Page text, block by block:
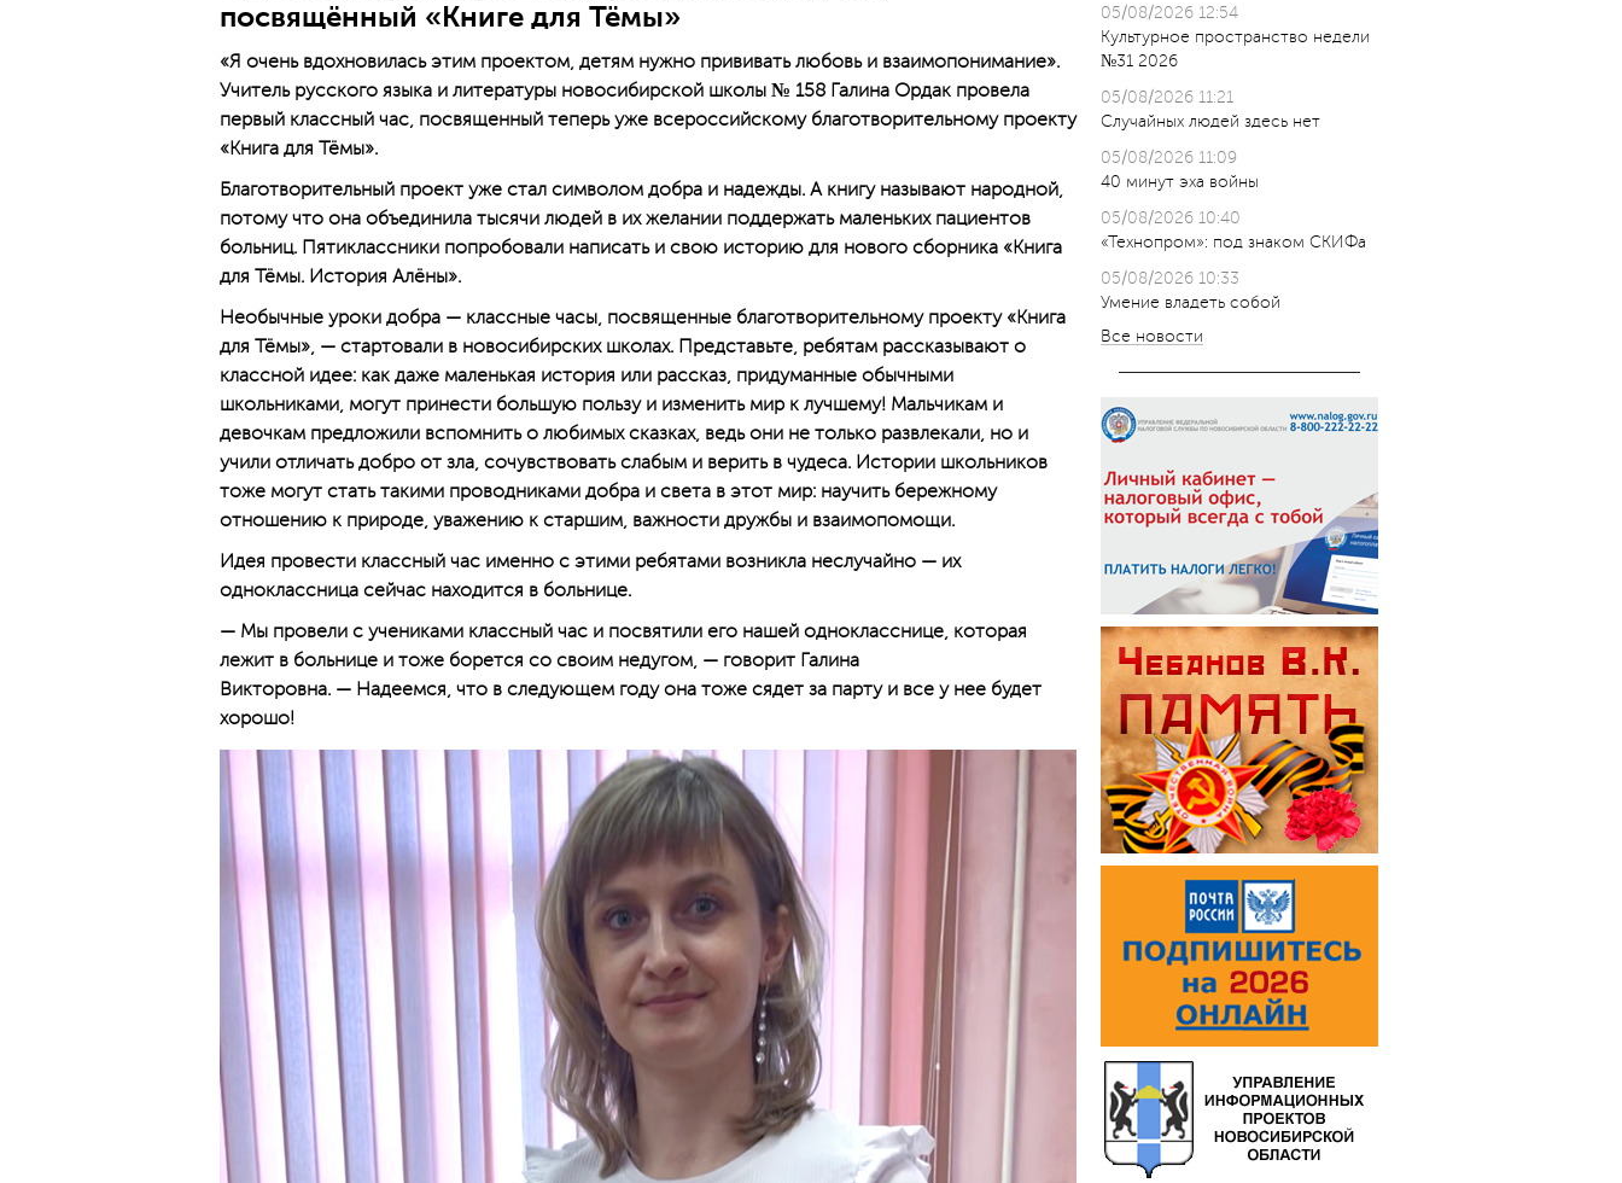
посвящённый «Книге для Тёмы»
«Я очень вдохновилась этим проектом, детям нужно прививать любовь и взаимопонимание».
Учитель русского языка и литературы новосибирской школы № 158 Галина Ордак провела
первый классный час, посвященный теперь уже всероссийскому благотворительному проекту
«Книга для Тёмы».
Благотворительный проект уже стал символом добра и надежды. А книгу называют народной,
потому что она объединила тысячи людей в их желании поддержать маленьких пациентов
больниц. Пятиклассники попробовали написать и свою историю для нового сборника «Книга
для Тёмы. История Алёны».
Необычные уроки добра — классные часы, посвященные благотворительному проекту «Книга
для Тёмы», — стартовали в новосибирских школах. Представьте, ребятам рассказывают о
классной идее: как даже маленькая история или рассказ, придуманные обычными
школьниками, могут принести большую пользу и изменить мир к лучшему! Мальчикам и
девочкам предложили вспомнить о любимых сказках, ведь они не только развлекали, но и
учили отличать добро от зла, сочувствовать слабым и верить в чудеса. Истории школьников
тоже могут стать такими провод­никами добра и света в этот мир: научить бережному
отношению к природе, уважению к старшим, важности дружбы и взаи­мопомощи.
Идея провести классный час именно с этими ребятами возникла неслучайно — их
одноклассница сейчас находится в больнице.
— Мы провели с учениками классный час и посвятили его нашей однокласснице, которая
лежит в больнице и тоже борется со своим недугом, — говорит Галина
Викторовна. — Надеемся, что в следующем году она тоже сядет за парту и все у нее будет
хорошо!
05/08/2026 12:54
Культурное пространство недели
№31 2026
05/08/2026 11:21
Случайных людей здесь нет
05/08/2026 11:09
40 минут эха войны
05/08/2026 10:40
«Технопром»: под знаком СКИФа
05/08/2026 10:33
Умение владеть собой
Все новости